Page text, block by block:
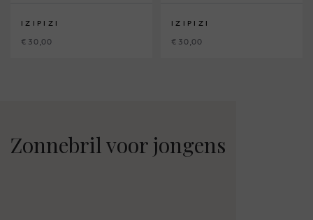
IZIPIZI
€ 30,00
IZIPIZI
€ 30,00
Zonnebril voor jongens